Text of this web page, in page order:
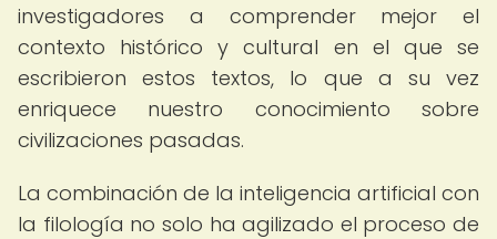
investigadores a comprender mejor el
contexto histórico y cultural en el que se
escribieron estos textos, lo que a su vez
enriquece nuestro conocimiento sobre
civilizaciones pasadas.
La combinación de la inteligencia artificial con
la filología no solo ha agilizado el proceso de